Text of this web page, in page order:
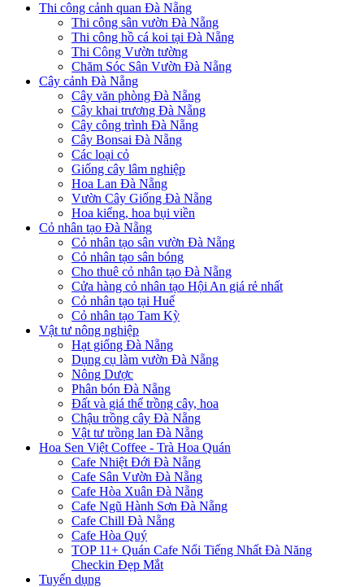
Thi công cảnh quan Đà Nẵng
Thi công sân vườn Đà Nẵng
Thi công hồ cá koi tại Đà Nẵng
Thi Công Vườn tường
Chăm Sóc Sân Vườn Đà Nẵng
Cây cảnh Đà Nẵng
Cây văn phòng Đà Nẵng
Cây khai trương Đà Nẵng
Cây công trình Đà Nẵng
Cây Bonsai Đà Nẵng
Các loại cỏ
Giống cây lâm nghiệp
Hoa Lan Đà Nẵng
Vườn Cây Giống Đà Nẵng
Hoa kiểng, hoa bụi viền
Cỏ nhân tạo Đà Nẵng
Cỏ nhân tạo sân vườn Đà Nẵng
Cỏ nhân tạo sân bóng
Cho thuê cỏ nhân tạo Đà Nẵng
Cửa hàng cỏ nhân tạo Hội An giá rẻ nhất
Cỏ nhân tạo tại Huế
Cỏ nhân tạo Tam Kỳ
Vật tư nông nghiệp
Hạt giống Đà Nẵng
Dụng cụ làm vườn Đà Nẵng
Nông Dược
Phân bón Đà Nẵng
Đất và giá thể trồng cây, hoa
Chậu trồng cây Đà Nẵng
Vật tư trồng lan Đà Nẵng
Hoa Sen Việt Coffee - Trà Hoa Quán
Cafe Nhiệt Đới Đà Nẵng
Cafe Sân Vườn Đà Nẵng
Cafe Hòa Xuân Đà Nẵng
Cafe Ngũ Hành Sơn Đà Nẵng
Cafe Chill Đà Nẵng
Cafe Hòa Quý
TOP 11+ Quán Cafe Nổi Tiếng Nhất Đà Năng
Checkin Đẹp Mắt
Tuyển dụng